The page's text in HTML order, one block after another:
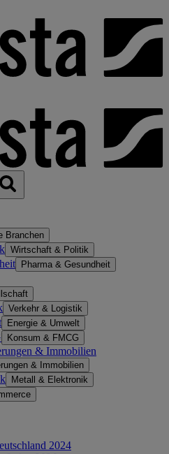
Branchen
Wirtschaft & Politik
Pharma & Gesundheit
Verkehr & Logistik
Energie & Umwelt
Konsum & FMCG
& Immobilien
& Immobilien
Metall & Elektronik
2024